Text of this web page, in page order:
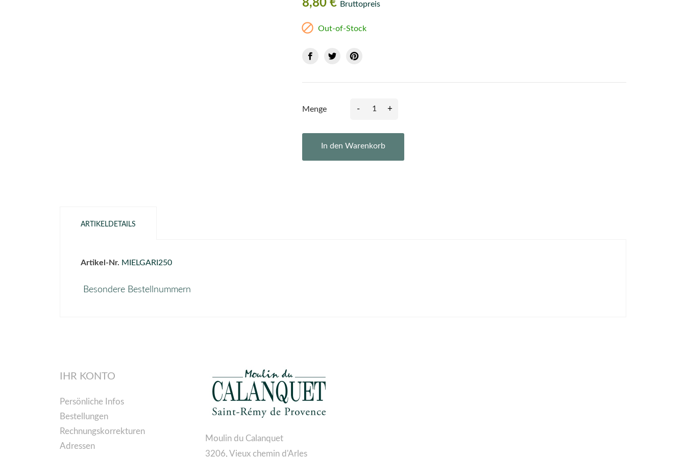
8,80 € Bruttopreis
 Out-of-Stock
Menge - +
In den Warenkorb
ARTIKELDETAILS
Artikel-Nr. MIELGARI250
Besondere Bestellnummern
IHR KONTO
Persönliche Infos
Bestellungen
Rechnungskorrekturen
Adressen
Moulin du Calanquet
3206, Vieux chemin d'Arles